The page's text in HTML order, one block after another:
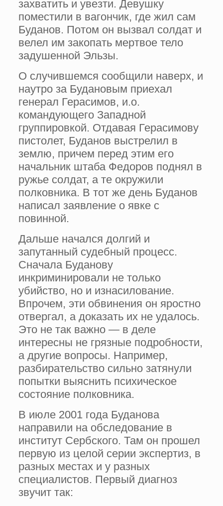
захватить и увезти. Девушку
поместили в вагончик, где жил сам
Буданов. Потом он вызвал солдат и
велел им закопать мертвое тело
задушенной Эльзы.
О случившемся сообщили наверх, и
наутро за Будановым приехал
генерал Герасимов, и.о.
командующего Западной
группировкой. Отдавая Герасимову
пистолет, Буданов выстрелил в
землю, причем перед этим его
начальник штаба Федоров поднял в
ружье солдат, а те окружили
полковника. В тот же день Буданов
написал заявление о явке с
повинной.
Дальше начался долгий и
запутанный судебный процесс.
Сначала Буданову
инкриминировали не только
убийство, но и изнасилование.
Впрочем, эти обвинения он яростно
отвергал, а доказать их не удалось.
Это не так важно — в деле
интересны не грязные подробности,
а другие вопросы. Например,
разбирательство сильно затянули
попытки выяснить психическое
состояние полковника.
В июле 2001 года Буданова
направили на обследование в
институт Сербского. Там он прошел
первую из целой серии экспертиз, в
разных местах и у разных
специалистов. Первый диагноз
звучит так: